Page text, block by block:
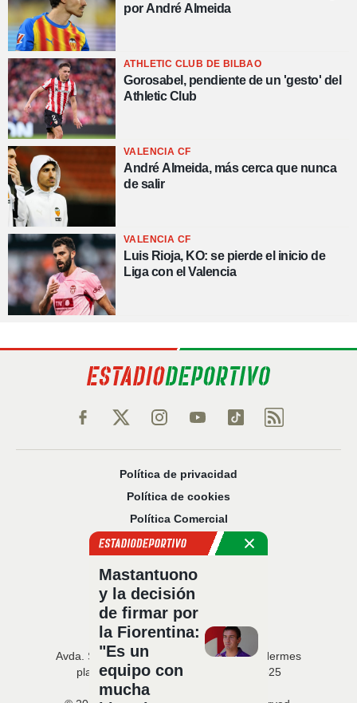
por André Almeida
ATHLETIC CLUB DE BILBAO
Gorosabel, pendiente de un 'gesto' del
Athletic Club
VALENCIA CF
André Almeida, más cerca que nunca
de salir
VALENCIA CF
Luis Rioja, KO: se pierde el inicio de
Liga con el Valencia
Política de privacidad
Política de cookies
Política Comercial
Aviso legal
Sobre nosotros
Código Ético
Avda. San Francisco Javier, 22 · Edificio Hermes
planta 5 · 41018 Sevilla · T. 954 216 525
Mastantuono
y la decisión
de firmar por
la Fiorentina:
"Es un
equipo con
mucha